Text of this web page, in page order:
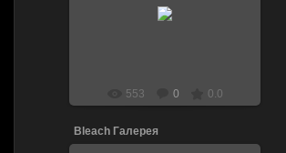
553 0 0.0
Bleach Галерея